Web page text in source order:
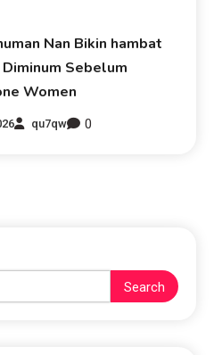
Nan Bikin hambat
Sebelum
Women
qu7qw 0
Search